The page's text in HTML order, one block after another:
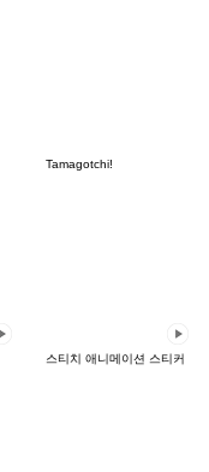
Tamagotchi!
스티치 애니메이션 스티커